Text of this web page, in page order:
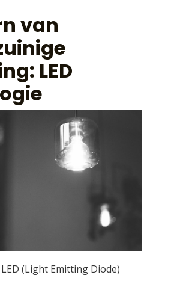
van
LED
(Light Emitting Diode)